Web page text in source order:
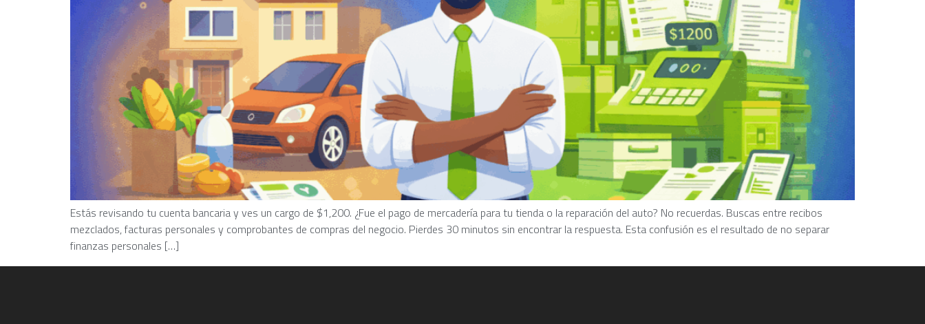
Estás revisando tu cuenta bancaria y ves un cargo de $1,200. ¿Fue el pago de mercadería para tu tienda o la reparación del auto? No recuerdas. Buscas entre recibos
mezclados, facturas personales y comprobantes de compras del negocio. Pierdes 30 minutos sin encontrar la respuesta. Esta confusión es el resultado de no separar
finanzas personales […]